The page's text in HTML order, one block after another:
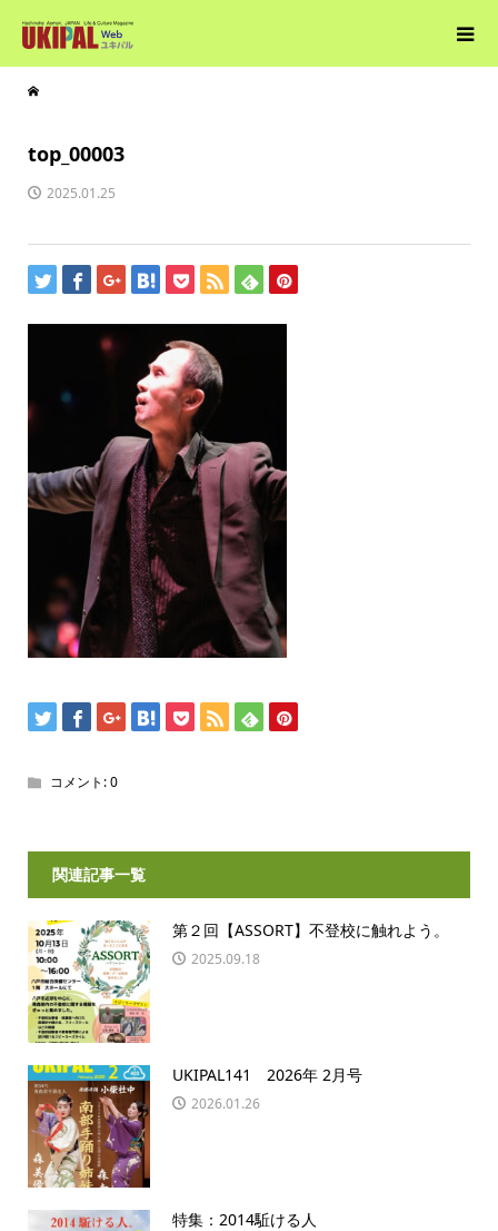
top_00003
2025.01.25
コメント:0
関連記事一覧
第２回【ASSORT】不登校に触れよう。
2025.09.18
UKIPAL141 2026年 2月号
2026.01.26
特集：2014駈ける人